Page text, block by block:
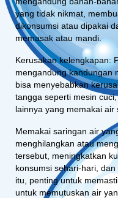
yang tidak nikmat,
dikonsumsi atau dipakai
memasak atau mandi.
Kerusakan kelengkapan:
mengandung kandungan
bisa menyebabkan
tangga seperti mesin
lainnya yang memakai
Memakai saringan air
menghilangkan atau
tersebut, meningkatkan
konsumsi sehari-hari,
itu, penting untuk
untuk memutuskan air